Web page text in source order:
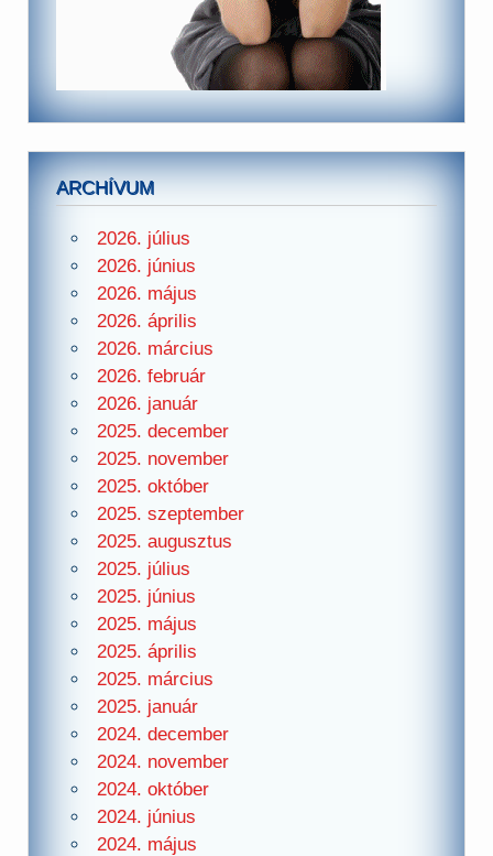
ARCHÍVUM
2026. július
2026. június
2026. május
2026. április
2026. március
2026. február
2026. január
2025. december
2025. november
2025. október
2025. szeptember
2025. augusztus
2025. július
2025. június
2025. május
2025. április
2025. március
2025. január
2024. december
2024. november
2024. október
2024. június
2024. május